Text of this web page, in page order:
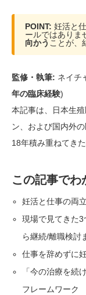
POINT: 妊活と
ールではありま
向かう ことが、
監修・執筆: ネイチ
年の臨床経験)
本記事は、日本生
ン、および国内外
18年積み重ねてき
この記事でわ
妊活と仕事の両
現場で見てきた
ら継続/離職検討
仕事を辞めずに
「今の治療を続
フレームワーク